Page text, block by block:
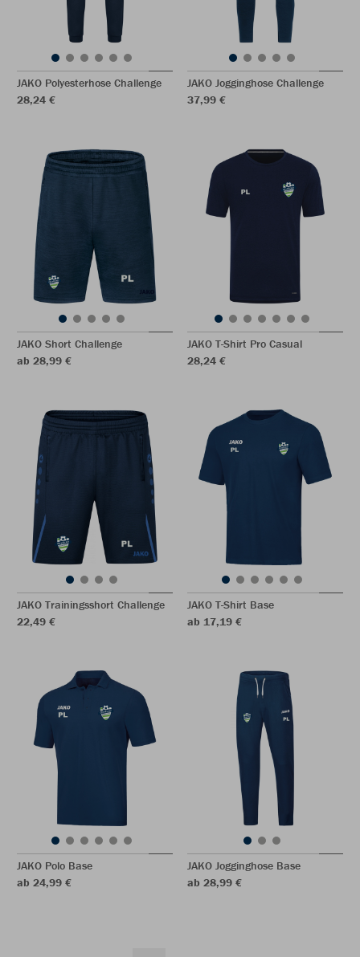
JAKO Polyesterhose Challenge
28,24 €
JAKO Jogginghose Challenge
37,99 €
JAKO Short Challenge
ab 28,99 €
JAKO T-Shirt Pro Casual
28,24 €
JAKO Trainingsshort Challenge
22,49 €
JAKO T-Shirt Base
ab 17,19 €
JAKO Polo Base
ab 24,99 €
JAKO Jogginghose Base
ab 28,99 €